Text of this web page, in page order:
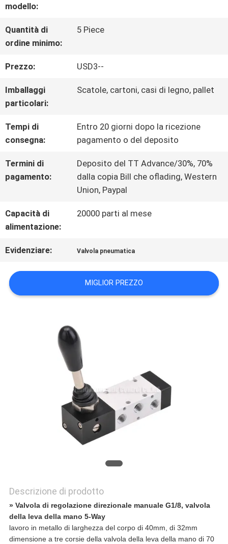
NOTIZIE
RICHIEDA
UNA
DEL
PRIVACY
modello:
Quantità di
ordine minimo:
5 Piece
Prezzo: USD3--
Imballaggi
particolari:
Scatole, cartoni, casi di legno, pallet
Tempi di
consegna:
Entro 20 giorni dopo la ricezione
pagamento o del deposito
Termini di
pagamento:
Deposito del TT Advance/30%, 70%
dalla copia Bill che oflading, Western
Union, Paypal
Capacità di
alimentazione:
20000 parti al mese
Evidenziare: Valvola pneumatica
MIGLIOR PREZZO
Descrizione di prodotto
» Valvola di regolazione direzionale manuale G1/8, valvola
della leva della mano 5-Way
lavoro in metallo di larghezza del corpo di 40mm, di 32mm
dimensione a tre corsie della valvola della leva della mano di 70